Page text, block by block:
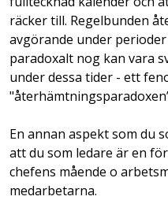
räcker till. Regelbunden
avgörande under
paradoxalt nog kan vara
under dessa tider - ett
En annan aspekt som du
att du som ledare är en
chefens mående o
medarbetarna.